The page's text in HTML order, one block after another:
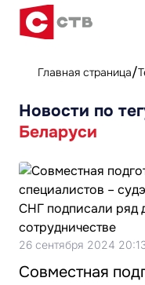
Главная страница
Новости по
Беларуси
26 сентября 2024
Совместная